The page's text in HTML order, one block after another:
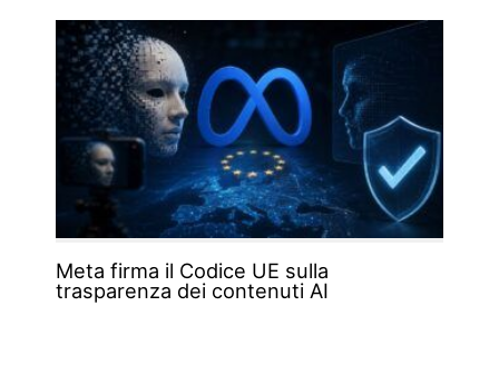
Meta firma il Codice UE sulla
trasparenza dei contenuti AI